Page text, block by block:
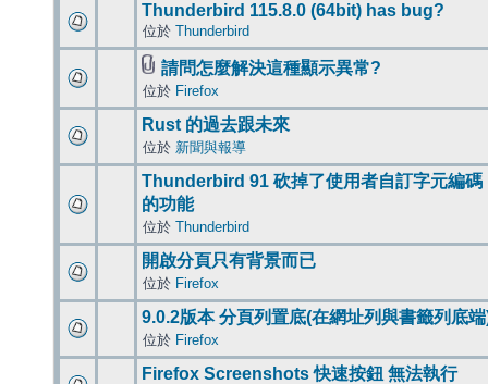
Thunderbird 115.8.0 (64bit) has bug?
位於 Thunderbird
請問怎麼解決這種顯示異常?
位於 Firefox
Rust 的過去跟未來
位於 新聞與報導
Thunderbird 91 砍掉了使用者自訂字元編碼
的功能
位於 Thunderbird
開啟分頁只有背景而已
位於 Firefox
9.0.2版本 分頁列置底(在網址列與書籤列底
位於 Firefox
Firefox Screenshots 快速按鈕 無法執行